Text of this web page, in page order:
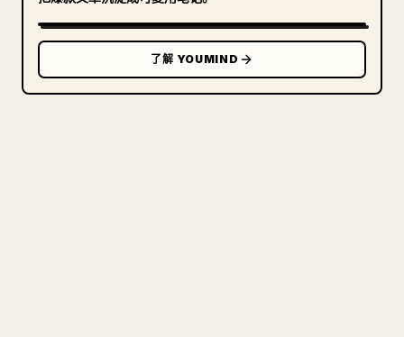
了解 YOUMIND